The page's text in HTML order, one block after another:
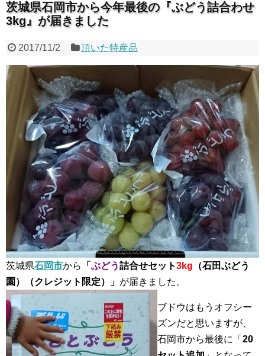
茨城県石岡市から今年最後の『ぶどう詰合わせ
3kg』が届きました
2017/11/2 頂いた特産品
茨城県石岡市から 「 ぶどう詰合せセット3kg （石田ぶどう
園）（クレジット限定）」 が届きました。
ブドウはもうオフシー
ズンだと思いますが、
石岡市から最後に「 20